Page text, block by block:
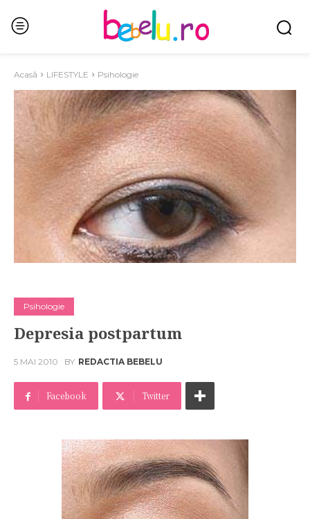
Acasă LIFESTYLE Psihologie
Psihologie
Depresia postpartum
5 MAI 2010 BY REDACTIA BEBELU
Facebook Twitter